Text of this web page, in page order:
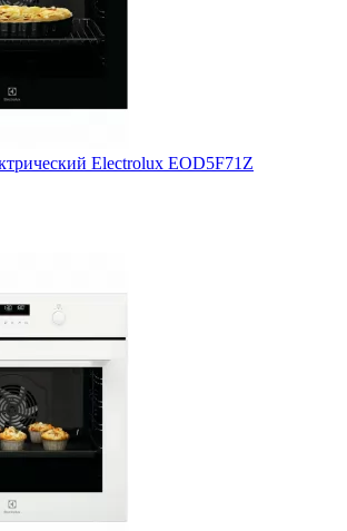
Electrolux EOD5F71Z